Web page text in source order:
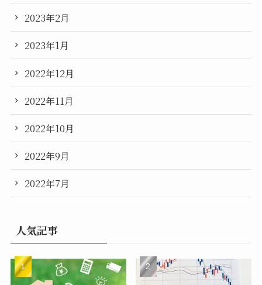
2023年2月
2023年1月
2022年12月
2022年11月
2022年10月
2022年9月
2022年7月
人気記事